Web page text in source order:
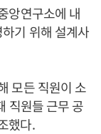
앙연구소에 내
기 위해 설계사
모든 직원이 소
직원들 근무 공
했다.